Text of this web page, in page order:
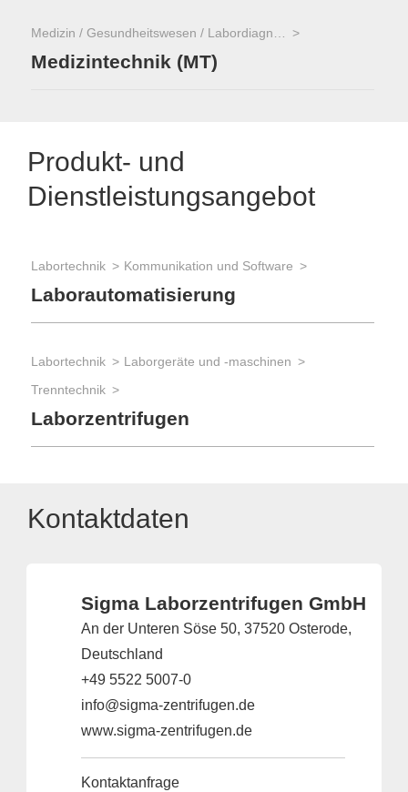
Medizin / Gesundheitswesen / Labordiagnostik
Medizintechnik (MT)
Produkt- und
Dienstleistungsangebot
Labortechnik Kommunikation und Software
Laborautomatisierung
Labortechnik
Laborgeräte und -maschinen
Trenntechnik
Laborzentrifugen
Kontaktdaten
Sigma Laborzentrifugen GmbH
An der Unteren Söse 50, 37520 Osterode,
Deutschland
+49 5522 5007-0
info@sigma-zentrifugen.de
www.sigma-zentrifugen.de
Kontaktanfrage